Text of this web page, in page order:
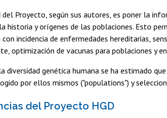
Proyecto, según sus autores, es poner la
historia y orígenes de las poblaciones. Esto
incidencia de enfermedades hereditarias,
optimización de vacunas para poblaciones y
diversidad genética humana se ha estimado
por ellos mismos ("populations") y
del Proyecto HGD